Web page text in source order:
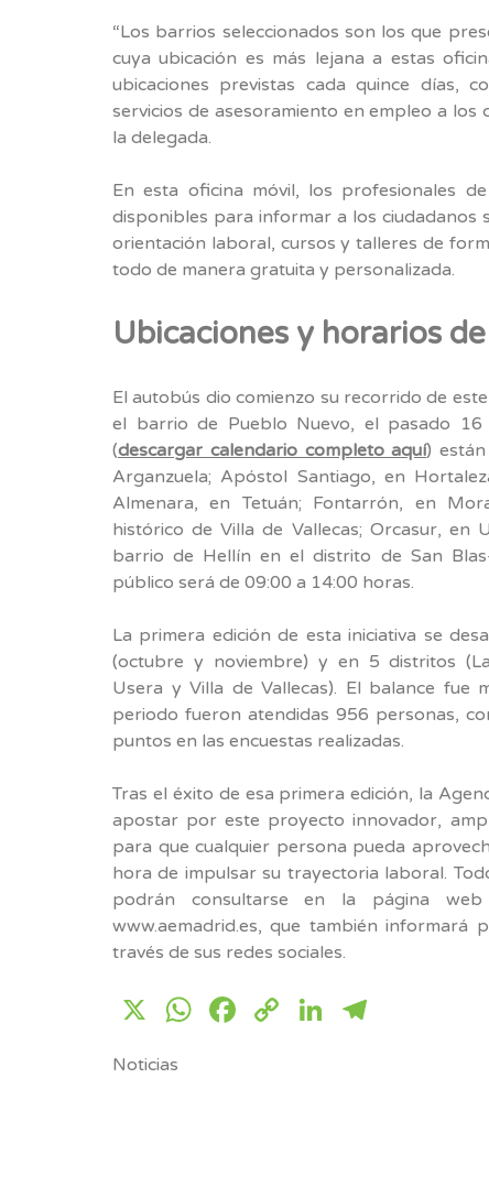
“Los barrios seleccionados son los que
cuya ubicación es más lejana a estas
ubicaciones previstas cada quince días,
servicios de asesoramiento en empleo a los
la delegada.
En esta oficina móvil, los profesionales
disponibles para informar a los ciudadanos
orientación laboral, cursos y talleres de
todo de manera gratuita y personalizada.
Ubicaciones y horarios
El autobús dio comienzo su recorrido de
el barrio de Pueblo Nuevo, el pasado
(descargar calendario completo aquí)
Arganzuela; Apóstol Santiago, en
Almenara, en Tetuán; Fontarrón, en
histórico de Villa de Vallecas; Orcasur, en
barrio de Hellín en el distrito de San
público será de 09:00 a 14:00 horas.
La primera edición de esta iniciativa se
(octubre y noviembre) y en 5 distritos
Usera y Villa de Vallecas). El balance fue
periodo fueron atendidas 956 personas,
puntos en las encuestas realizadas.
Tras el éxito de esa primera edición, la
apostar por este proyecto innovador,
para que cualquier persona pueda
hora de impulsar su trayectoria laboral.
podrán consultarse en la página
www.aemadrid.es, que también informará
través de sus redes sociales.
X WhatsApp
Facebook
CopyLinkedIn
Noticias